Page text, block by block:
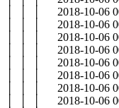
│ │ │ 2018-10-06
│ │ │ 2018-10-06
│ │ │ 2018-10-06
│ │ │ 2018-10-06
│ │ │ 2018-10-06
│ │ │ 2018-10-06
│ │ │ 2018-10-06
│ │ │ 2018-10-06